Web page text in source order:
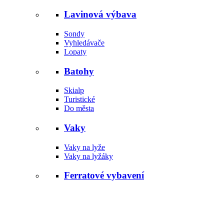
Lavinová výbava
Sondy
Vyhledávače
Lopaty
Batohy
Skialp
Turistické
Do města
Vaky
Vaky na lyže
Vaky na lyžáky
Ferratové vybavení